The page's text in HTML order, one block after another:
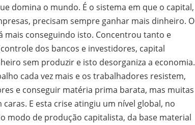
domina o mundo. É o sistema em que o capital,
precisam sempre ganhar mais dinheiro. O
mais conseguindo isto. Concentrou tanto e
dos bancos e investidores, capital
sem produzir e isto desorganiza a economia.
cada vez mais e os trabalhadores resistem,
e conseguir matéria prima barata, mas muitas
E esta crise atingiu um nível global, no
modo de produção capitalista, da base material